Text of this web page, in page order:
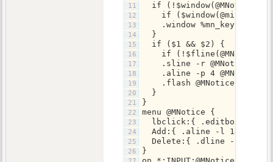
  if (!$window(@MNotice)) {
if
.window %mn_key
  }
  if ($1 && $2) {
if
.sline -r @MNotice |
.aline -p 4 @MNotice
.flash @MNotice |
  }
}
menu @MNotice {
lbclick:{ .editbox -f
Add:{ .aline -l 14
Delete:{ .dline -l
}